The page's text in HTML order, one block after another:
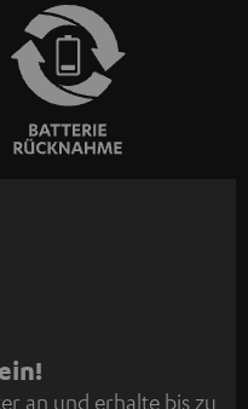
an und erhalte bis zu